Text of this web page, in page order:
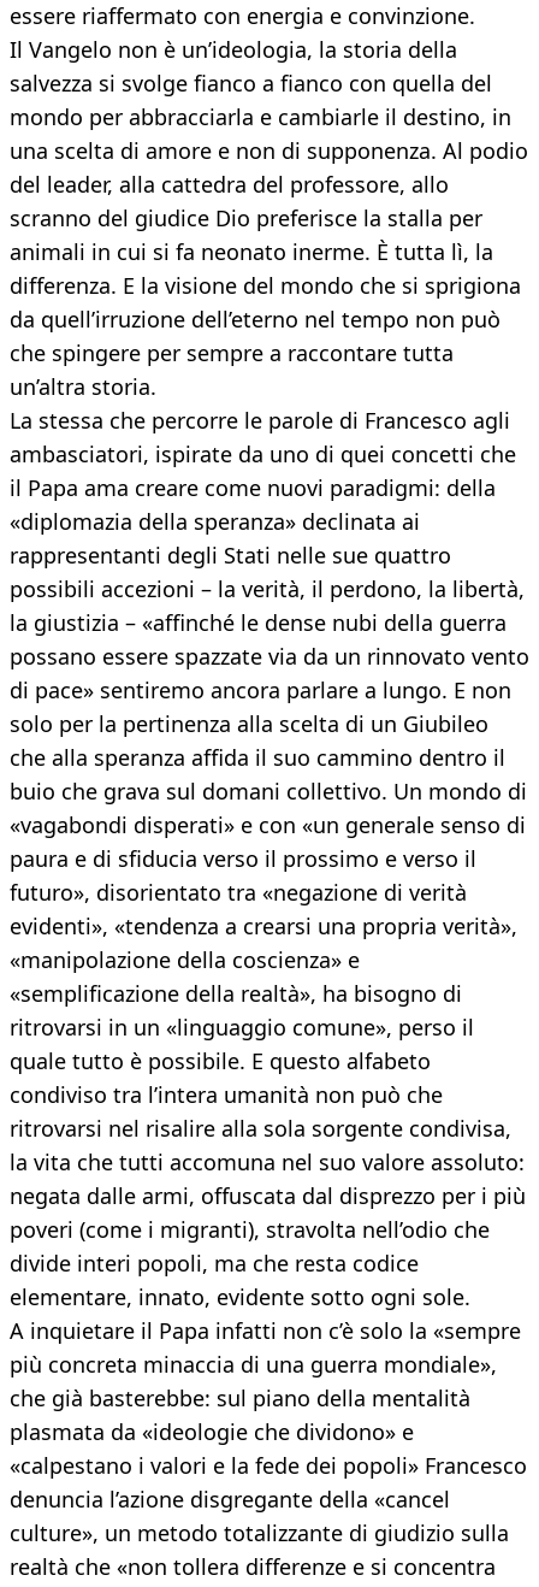
essere riaffermato con energia e convinzione.
Il Vangelo non è un’ideologia, la storia della
salvezza si svolge fianco a fianco con quella del
mondo per abbracciarla e cambiarle il destino, in
una scelta di amore e non di supponenza. Al podio
del leader, alla cattedra del professore, allo
scranno del giudice Dio preferisce la stalla per
animali in cui si fa neonato inerme. È tutta lì, la
differenza. E la visione del mondo che si sprigiona
da quell’irruzione dell’eterno nel tempo non può
che spingere per sempre a raccontare tutta
un’altra storia.
La stessa che percorre le parole di Francesco agli
ambasciatori, ispirate da uno di quei concetti che
il Papa ama creare come nuovi paradigmi: della
«diplomazia della speranza» declinata ai
rappresentanti degli Stati nelle sue quattro
possibili accezioni – la verità, il perdono, la libertà,
la giustizia – «affinché le dense nubi della guerra
possano essere spazzate via da un rinnovato vento
di pace» sentiremo ancora parlare a lungo. E non
solo per la pertinenza alla scelta di un Giubileo
che alla speranza affida il suo cammino dentro il
buio che grava sul domani collettivo. Un mondo di
«vagabondi disperati» e con «un generale senso di
paura e di sfiducia verso il prossimo e verso il
futuro», disorientato tra «negazione di verità
evidenti», «tendenza a crearsi una propria verità»,
«manipolazione della coscienza» e
«semplificazione della realtà», ha bisogno di
ritrovarsi in un «linguaggio comune», perso il
quale tutto è possibile. E questo alfabeto
condiviso tra l’intera umanità non può che
ritrovarsi nel risalire alla sola sorgente condivisa,
la vita che tutti accomuna nel suo valore assoluto:
negata dalle armi, offuscata dal disprezzo per i più
poveri (come i migranti), stravolta nell’odio che
divide interi popoli, ma che resta codice
elementare, innato, evidente sotto ogni sole.
A inquietare il Papa infatti non c’è solo la «sempre
più concreta minaccia di una guerra mondiale»,
che già basterebbe: sul piano della mentalità
plasmata da «ideologie che dividono» e
«calpestano i valori e la fede dei popoli» Francesco
denuncia l’azione disgregante della «cancel
culture», un metodo totalizzante di giudizio sulla
realtà che «non tollera differenze e si concentra